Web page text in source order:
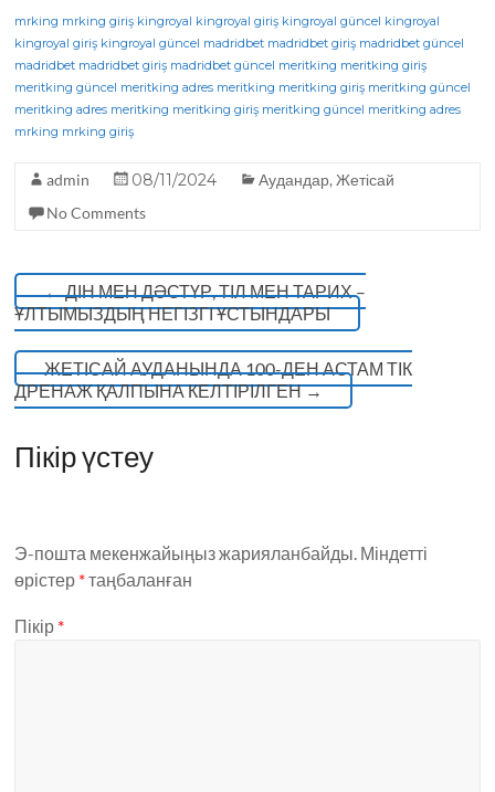
c
e
b
o
o
k
it
te
r
e
g
ra
a
ts
A
p
mrking mrking giriş kingroyal kingroyal giriş kingroyal güncel kingroyal
kingroyal giriş kingroyal güncel madridbet madridbet giriş madridbet güncel
madridbet madridbet giriş madridbet güncel meritking meritking giriş
meritking güncel meritking adres meritking meritking giriş meritking güncel
meritking adres meritking meritking giriş meritking güncel meritking adres
mrking mrking giriş
admin 08/11/2024 Аудандар,Жетісай
No Comments
←ДІН МЕН ДӘСТҮР, ТІЛ МЕН ТАРИХ –
ҰЛТЫМЫЗДЫҢ НЕГІЗГІ ҰСТЫНДАРЫ
ЖЕТІСАЙ АУДАНЫНДА 100-ДЕН АСТАМ ТІК
ДРЕНАЖ ҚАЛПЫНА КЕЛТІРІЛГЕН→
Пікір үстеу
Э-пошта мекенжайыңыз жарияланбайды. Міндетті
өрістер *таңбаланған
Пікір *